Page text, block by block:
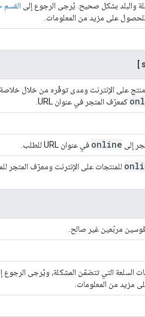
والبلد بشكل صحيح. يُرجى الرجوع إلى
للحصول على مزيد من المعلومات.
على الإنترنت ومدى توفّره من خلال
كمعرّف المتجر في عنوان URL.
إلى online في عنوان URL للطلب.
للمنتجات على الإنترنت ومعرّف المتجر
مربّعين غير صالح.
السلعة التي تتضمّن المشكلة، ويُرجى الرجوع
مزيد من المعلومات.